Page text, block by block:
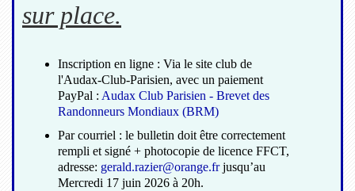
sur place.
Inscription en ligne : Via le site club de
l'Audax-Club-Parisien, avec un paiement
PayPal : Audax Club Parisien - Brevet des
Randonneurs Mondiaux (BRM)
Par courriel : le bulletin doit être correctement
rempli et signé + photocopie de licence FFCT,
adresse: gerald.razier@orange.frjusqu’au
Mercredi 17 juin 2026 à 20h.